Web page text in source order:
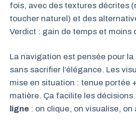
fois, avec des textures décrites
toucher naturel) et des
Verdict : gain de temps et moins
La navigation est pensée pour la
sans sacrifier l’élégance. Les
mise en situation : tenue portée
matière. Ça facilite les décisions.
ligne : on clique, on visualise, on